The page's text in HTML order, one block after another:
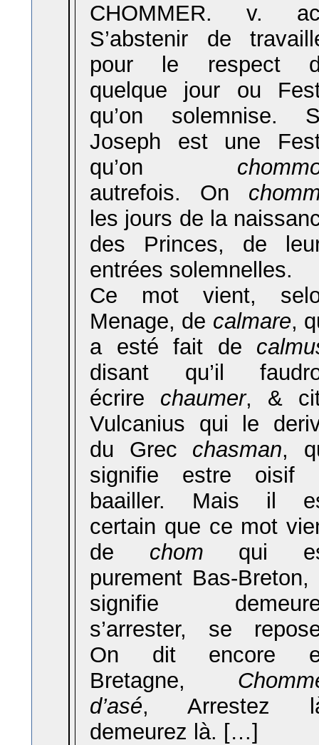
CHOMMER. v.
S’abstenir de
pour le respect
quelque jour ou
qu’on solemnise.
Joseph est une
qu’on
autrefois. On
les jours de la
des Princes, de
entrées solemnelles.
Ce mot vient,
Menage, de calmare,
a esté fait de
disant qu’il
écrire chaumer, &
Vulcanius qui le
du Grec chasman,
signifie estre oisif
baailler. Mais il
certain que ce mot
de chom qui
purement Bas-Breton,
signifie
s’arrester, se
On dit encore
Bretagne,
d’asé, Arrestez
demeurez là. […]